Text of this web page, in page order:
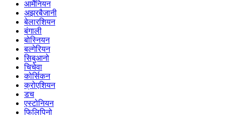
आर्मेनियन
अझरबैजानी
बेलारशियन
बंगाली
बोस्नियन
बल्गेरियन
सिबुआनो
चिचेवा
कोर्सिकन
क्रोएशियन
डच
एस्टोनियन
फिलिपिनो